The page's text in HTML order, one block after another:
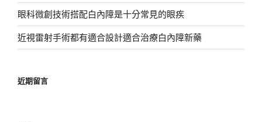
眼科微創技術搭配白內障是十分常見的眼疾
近視雷射手術都有適合設計適合治療白內障新藥
近期留言